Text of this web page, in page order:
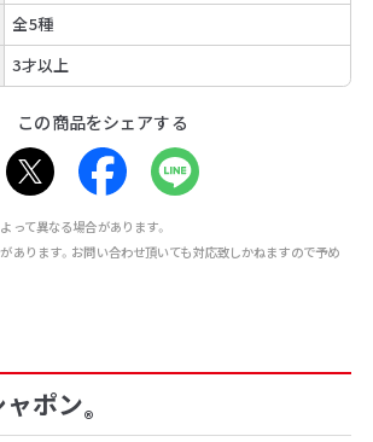
全5種
3才以上
この商品をシェアする
って異なる場合があります。
あります。お問い合わせ頂いても対応致しかねますので予め
ポン®